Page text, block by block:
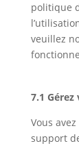
politique
veuillez
7.1
Vous
support